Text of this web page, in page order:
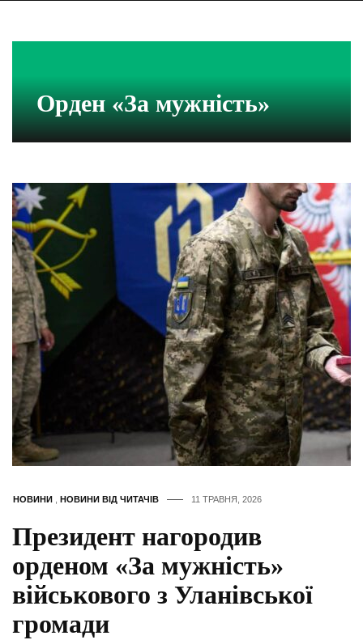
Орден «За мужність»
НОВИНИ НОВИНИ ВІД ЧИТАЧІВ 11 ТРАВНЯ, 2026
Президент нагородив
орденом «За мужність»
військового з Уланівської
громади